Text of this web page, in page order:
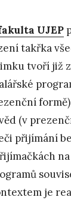
UJEP
takřka
tvoří již
(v
přijímání
je